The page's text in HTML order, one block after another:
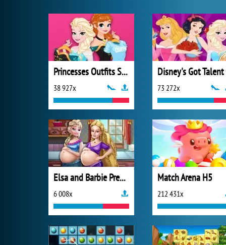
Princesses Outfits Swap
38 927x
Disney's Got Talent
73 272x
Elsa and Barbie Pregnant BFFs
6 008x
Match Arena H5
212 431x